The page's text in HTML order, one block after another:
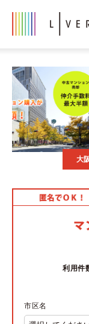
大
利用件
市区名